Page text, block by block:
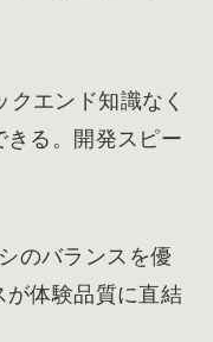
クエンド知識なく
る。開発スピー
のバランスを優
が体験品質に直結